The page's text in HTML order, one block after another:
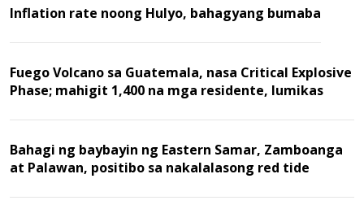
Inflation rate noong Hulyo, bahagyang bumaba
Fuego Volcano sa Guatemala, nasa Critical Explosive
Phase; mahigit 1,400 na mga residente, lumikas
Bahagi ng baybayin ng Eastern Samar, Zamboanga
at Palawan, positibo sa nakalalasong red tide